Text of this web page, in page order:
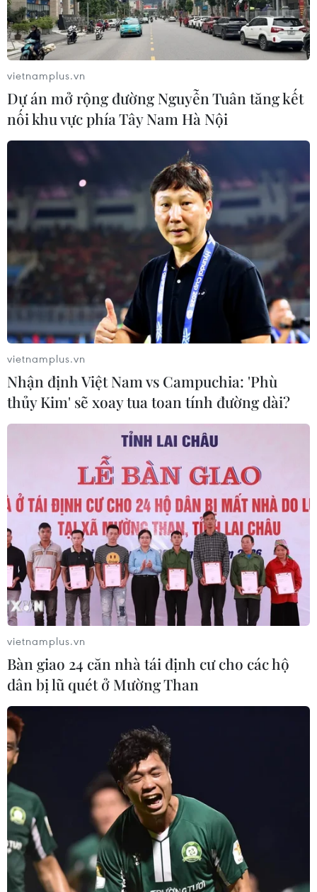
Để du lịch sông nước luôn là “đặc sản” hấp
dẫn của Đồng bằng sông Cửu Long
02/01/2025 03:33
Theo Phó Cục trưởng Du lịch Quốc gia Việt Nam Phạm
Văn Thủy, hiện mỗi địa phương cần tìm ra nét riêng, đặc
sắc nhất để tránh trùng lặp sản phẩm do khai thác tài
nguyên tự nhiên sông nước, miệt vườn.
vietnamplus.vn
Dự án mở rộng đường Nguyễn Tuân tăng kết
nối khu vực phía Tây Nam Hà Nội
vietnamplus.vn
Nhận định Việt Nam vs Campuchia: 'Phù
thủy Kim' sẽ xoay tua toan tính đường dài?
vietnamplus.vn
Bàn giao 24 căn nhà tái định cư cho các hộ
dân bị lũ quét ở Mường Than